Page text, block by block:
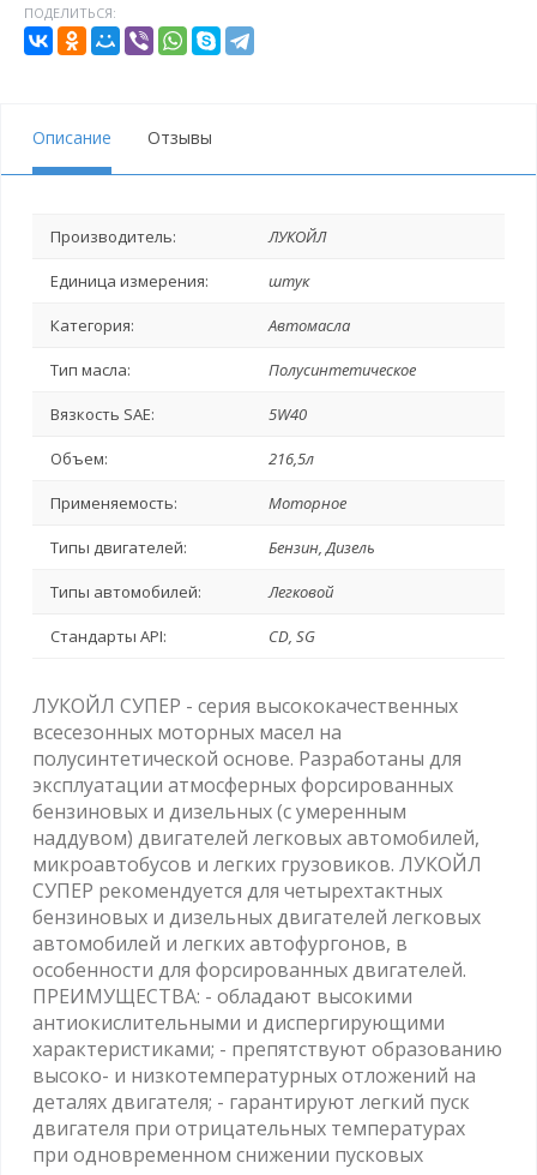
ПОДЕЛИТЬСЯ:
Описание Отзывы
Производитель: ЛУКОЙЛ
Единица измерения: штук
Категория: Автомасла
Тип масла: Полусинтетическое
Вязкость SAE: 5W40
Объем: 216,5л
Применяемость: Моторное
Типы двигателей: Бензин, Дизель
Типы автомобилей: Легковой
Стандарты API: CD, SG
ЛУКОЙЛ СУПЕР - серия высококачественных
всесезонных моторных масел на
полусинтетической основе. Разработаны для
эксплуатации атмосферных форсированных
бензиновых и дизельных (с умеренным
наддувом) двигателей легковых автомобилей,
микроавтобусов и легких грузовиков. ЛУКОЙЛ
СУПЕР рекомендуется для четырехтактных
бензиновых и дизельных двигателей легковых
автомобилей и легких автофургонов, в
особенности для форсированных двигателей.
ПРЕИМУЩЕСТВА: - обладают высокими
антиокислительными и диспергирующими
характеристиками; - препятствуют образованию
высоко- и низкотемпературных отложений на
деталях двигателя; - гарантируют легкий пуск
двигателя при отрицательных температурах
при одновременном снижении пусковых